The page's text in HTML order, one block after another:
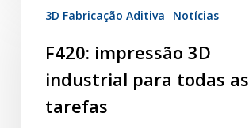
3D Fabricação Aditiva Notícias
F420: impressão 3D
industrial para todas as
tarefas